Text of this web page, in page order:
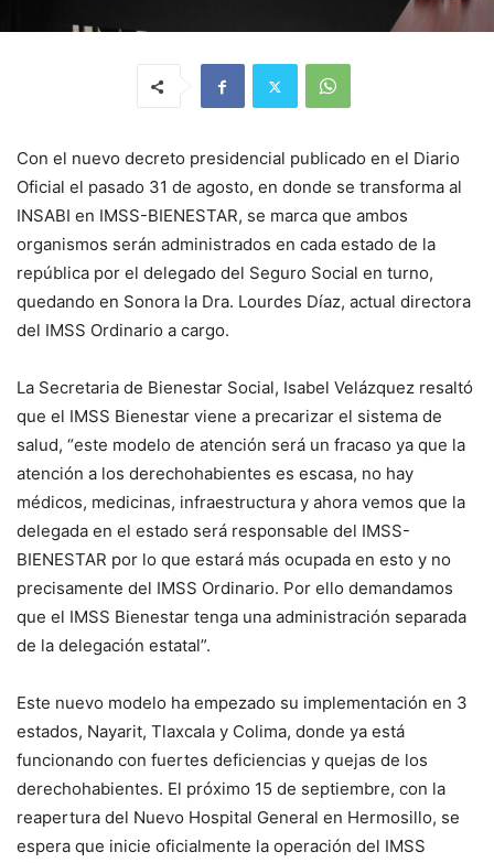
Con el nuevo decreto presidencial publicado en el Diario
Oficial el pasado 31 de agosto, en donde se transforma al
INSABI en IMSS-BIENESTAR, se marca que ambos
organismos serán administrados en cada estado de la
república por el delegado del Seguro Social en turno,
quedando en Sonora la Dra. Lourdes Díaz, actual directora
del IMSS Ordinario a cargo.
La Secretaria de Bienestar Social, Isabel Velázquez resaltó
que el IMSS Bienestar viene a precarizar el sistema de
salud, “este modelo de atención será un fracaso ya que la
atención a los derechohabientes es escasa, no hay
médicos, medicinas, infraestructura y ahora vemos que la
delegada en el estado será responsable del IMSS-
BIENESTAR por lo que estará más ocupada en esto y no
precisamente del IMSS Ordinario. Por ello demandamos
que el IMSS Bienestar tenga una administración separada
de la delegación estatal”.
Este nuevo modelo ha empezado su implementación en 3
estados, Nayarit, Tlaxcala y Colima, donde ya está
funcionando con fuertes deficiencias y quejas de los
derechohabientes. El próximo 15 de septiembre, con la
reapertura del Nuevo Hospital General en Hermosillo, se
espera que inicie oficialmente la operación del IMSS